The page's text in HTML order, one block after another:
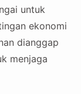
untuk
ekonomi
dianggap
menjaga